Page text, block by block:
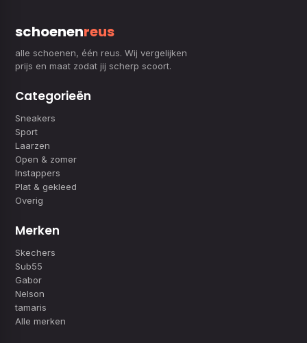
schoenenreus
alle schoenen, één reus. Wij vergelijken
prijs en maat zodat jij scherp scoort.
Categorieën
Sneakers
Sport
Laarzen
Open & zomer
Instappers
Plat & gekleed
Overig
Merken
Skechers
Sub55
Gabor
Nelson
tamaris
Alle merken